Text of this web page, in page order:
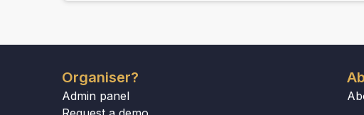
Organiser?
Admin panel